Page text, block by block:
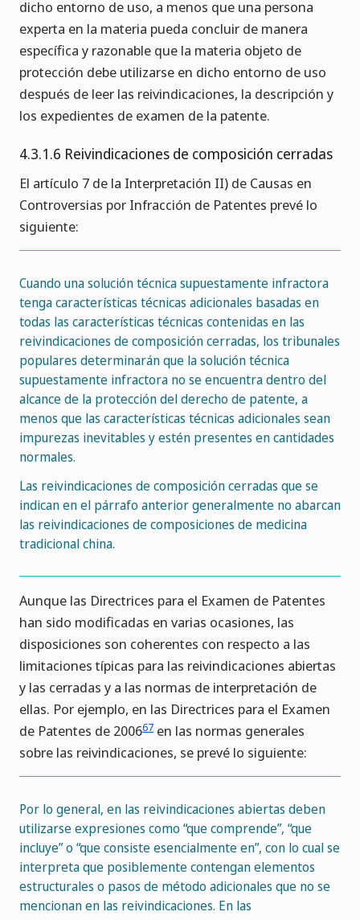
dicho entorno de uso, a menos que una persona
experta en la materia pueda concluir de manera
específica y razonable que la materia objeto de
protección debe utilizarse en dicho entorno de uso
después de leer las reivindicaciones, la descripción y
los expedientes de examen de la patente.
4.3.1.6 Reivindicaciones de composición cerradas
El artículo 7 de la Interpretación II) de Causas en
Controversias por Infracción de Patentes prevé lo
siguiente:
Cuando una solución técnica supuestamente infractora
tenga características técnicas adicionales basadas en
todas las características técnicas contenidas en las
reivindicaciones de composición cerradas, los tribunales
populares determinarán que la solución técnica
supuestamente infractora no se encuentra dentro del
alcance de la protección del derecho de patente, a
menos que las características técnicas adicionales sean
impurezas inevitables y estén presentes en cantidades
normales.
Las reivindicaciones de composición cerradas que se
indican en el párrafo anterior generalmente no abarcan
las reivindicaciones de composiciones de medicina
tradicional china.
Aunque las Directrices para el Examen de Patentes
han sido modificadas en varias ocasiones, las
disposiciones son coherentes con respecto a las
limitaciones típicas para las reivindicaciones abiertas
y las cerradas y a las normas de interpretación de
ellas. Por ejemplo, en las Directrices para el Examen
de Patentes de 200667 en las normas generales
sobre las reivindicaciones, se prevé lo siguiente:
Por lo general, en las reivindicaciones abiertas deben
utilizarse expresiones como “que comprende”, “que
incluye” o “que consiste esencialmente en”, con lo cual se
interpreta que posiblemente contengan elementos
estructurales o pasos de método adicionales que no se
mencionan en las reivindicaciones. En las